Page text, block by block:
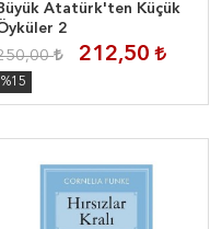
Atatürk'ten Küçük
2
212,50
%15